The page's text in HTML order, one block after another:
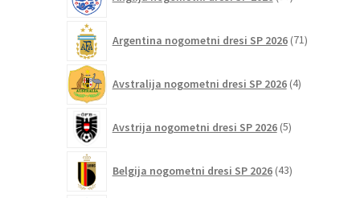
izdelka
izdelkov
Argentina nogometni dresi SP 2026 71izdelkov
Avstralija nogometni dresi SP 2026 4izdelki
Avstrija nogometni dresi SP 2026 5izdelkov
Belgija nogometni dresi SP 2026 43izdelkov